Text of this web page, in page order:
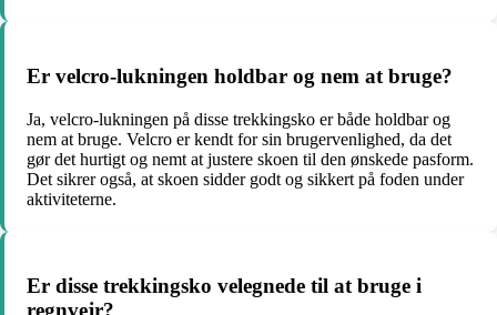
Er velcro-lukningen holdbar og nem at bruge?
Ja, velcro-lukningen på disse trekkingsko er både holdbar og
nem at bruge. Velcro er kendt for sin brugervenlighed, da det
gør det hurtigt og nemt at justere skoen til den ønskede pasform.
Det sikrer også, at skoen sidder godt og sikkert på foden under
aktiviteterne.
Er disse trekkingsko velegnede til at bruge i